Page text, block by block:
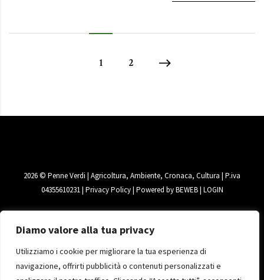
Diamo valore alla tua privacy
Utilizziamo i cookie per migliorare la tua esperienza di
navigazione, offrirti pubblicità o contenuti personalizzati e
1 2
2026© Penne Verdi | Agricoltura, Ambiente, Cronaca, Cultura | P.iva
04355610231 | Privacy Policy| Powered byBEWEB| LOGIN